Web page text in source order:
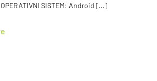
SISTEM: Android [...]